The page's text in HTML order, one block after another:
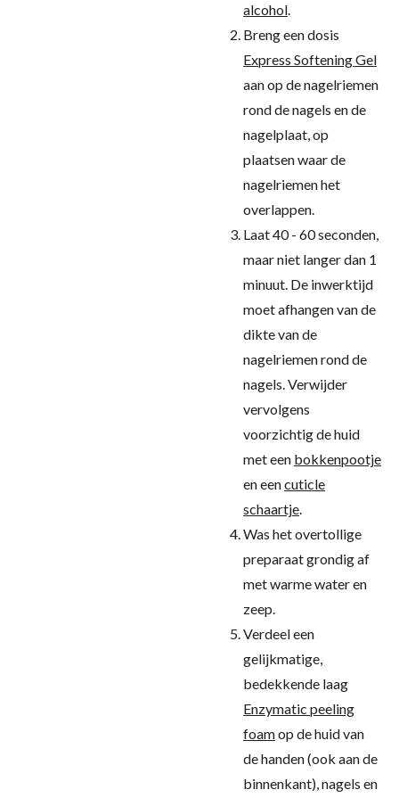
alcohol.
Breng een dosis
Express Softening Gel
aan op de nagelriemen
rond de nagels en de
nagelplaat, op
plaatsen waar de
nagelriemen het
overlappen.
Laat 40 - 60 seconden,
maar niet langer dan 1
minuut. De inwerktijd
moet afhangen van de
dikte van de
nagelriemen rond de
nagels. Verwijder
vervolgens
voorzichtig de huid
met een bokkenpootje
en eencuticle
schaartje.
Was het overtollige
preparaat grondig af
met warme water en
zeep.
Verdeel een
gelijkmatige,
bedekkende laag
Enzymatic peeling
foamop de huid van
de handen (ook aan de
binnenkant), nagels en